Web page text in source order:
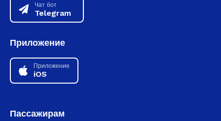
Чат бот
Telegram
Приложение
Приложение
iOS
Пассажирам